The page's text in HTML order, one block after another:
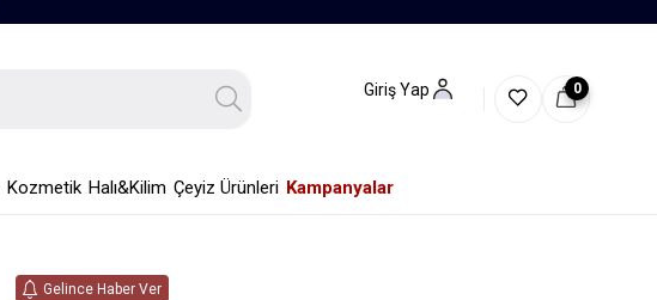
Giriş Yap 0
Kozmetik Halı&Kilim Çeyiz Ürünleri Kampanyalar
Gelince Haber Ver